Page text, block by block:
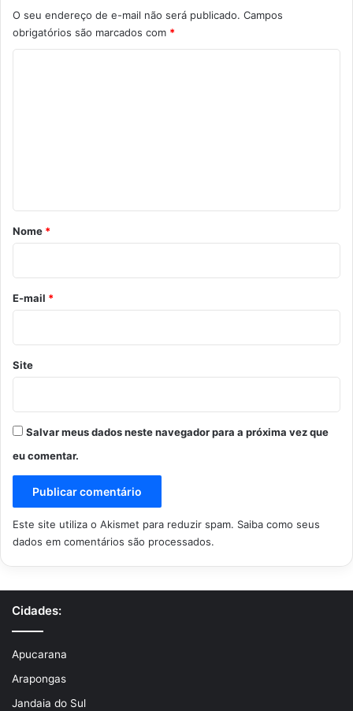
O seu endereço de e-mail não será publicado. Campos
obrigatórios são marcados com *
r
o
*
Nome *
E-mail *
Site
Salvar meus dados neste navegador para a próxima vez que
eu comentar.
Este site utiliza o Akismet para reduzir spam. Saiba como seus
dados em comentários são processados.
Cidades:
Apucarana
Arapongas
Jandaia do Sul